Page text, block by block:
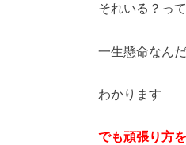
それいる？っ
一生懸命なん
わかります
でも頑張り方